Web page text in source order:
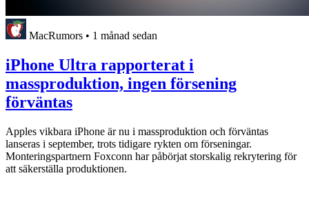
MacRumors • 1 månad sedan
iPhone Ultra rapporterat i
massproduktion, ingen försening
förväntas
Apples vikbara iPhone är nu i massproduktion och förväntas
lanseras i september, trots tidigare rykten om förseningar.
Monteringspartnern Foxconn har påbörjat storskalig rekrytering för
att säkerställa produktionen.